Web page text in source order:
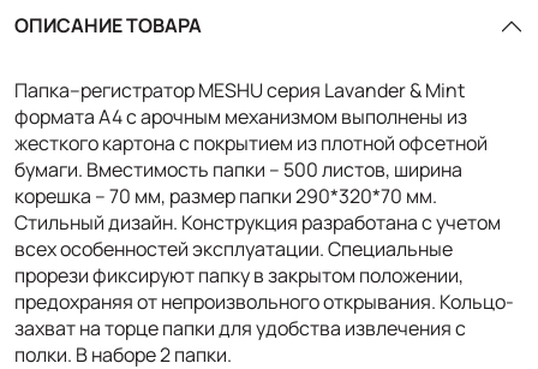
ОПИСАНИЕ ТОВАРА
Папка–регистратор MESHU серия Lavander & Mint
формата А4 с арочным механизмом выполнены из
жесткого картона с покрытием из плотной офсетной
бумаги. Вместимость папки – 500 листов, ширина
корешка – 70 мм, размер папки 290*320*70 мм.
Стильный дизайн. Конструкция разработана с учетом
всех особенностей эксплуатации. Специальные
прорези фиксируют папку в закрытом положении,
предохраняя от непроизвольного открывания. Кольцо-
захват на торце папки для удобства извлечения с
полки. В наборе 2 папки.